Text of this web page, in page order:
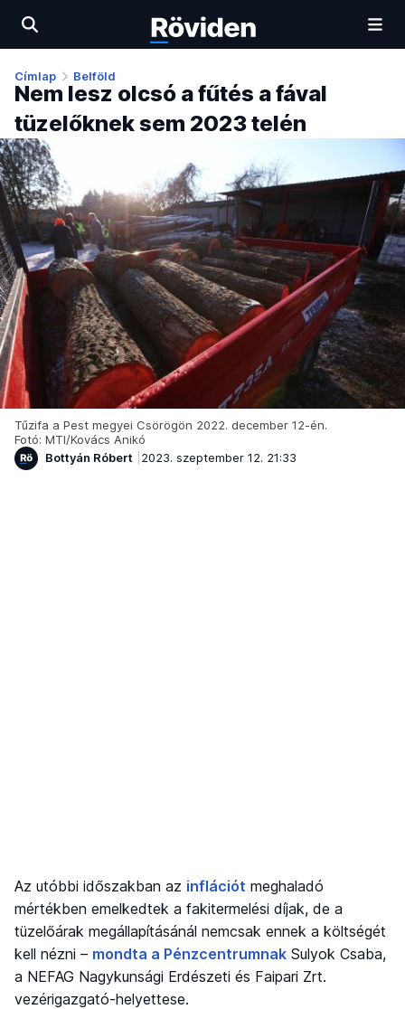
Címlap Belföld
Nem lesz olcsó a fűtés a fával
tüzelőknek sem 2023 telén
Tűzifa a Pest megyei Csörögön 2022. december 12-én.
Fotó: MTI/Kovács Anikó
Bottyán Róbert
2023. szeptember 12. 21:33
Az utóbbi időszakban az inflációt meghaladó
mértékben emelkedtek a fakitermelési díjak, de a
tüzelőárak megállapításánál nemcsak ennek a költségét
kell nézni – mondta a Pénzcentrumnak Sulyok Csaba,
a NEFAG Nagykunsági Erdészeti és Faipari Zrt.
vezérigazgató-helyettese.